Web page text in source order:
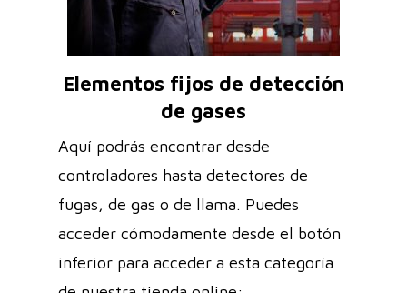
Elementos fijos de detección
de gases
Aquí podrás encontrar desde
controladores hasta detectores de
fugas, de gas o de llama. Puedes
acceder cómodamente desde el botón
inferior para acceder a esta categoría